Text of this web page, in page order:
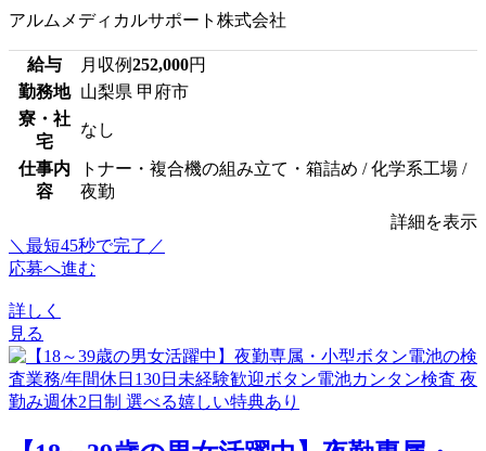
アルムメディカルサポート株式会社
給与 月収例252,000円
勤務地
山梨県 甲府市
寮・社
宅
なし
仕事内
容
トナー・複合機の組み立て・箱詰め / 化学系工場 /
夜勤
詳細を表示
＼最短45秒で完了／
応募へ進む
詳しく
見る